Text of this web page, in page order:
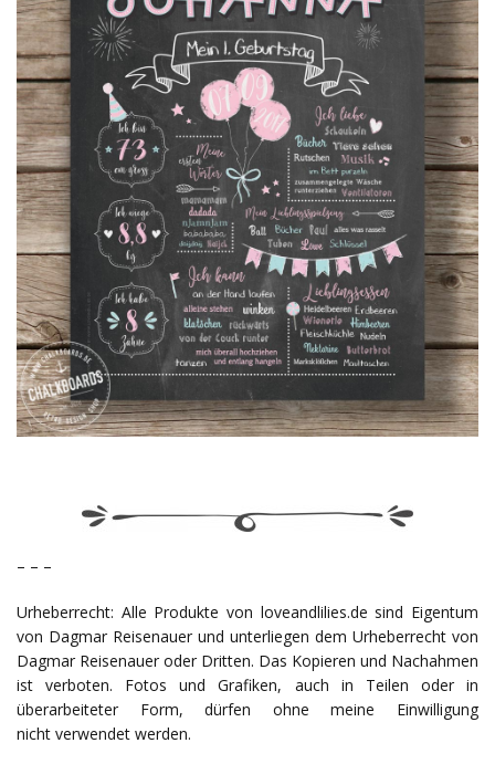
– – –
Urheberrecht: Alle Produkte von loveandlilies.de sind Eigentum
von Dagmar Reisenauer und unterliegen dem Urheberrecht von
Dagmar Reisenauer oder Dritten. Das Kopieren und Nachahmen
ist verboten. Fotos und Grafiken, auch in Teilen oder in
überarbeiteter Form, dürfen ohne meine Einwilligung
nicht verwendet werden.